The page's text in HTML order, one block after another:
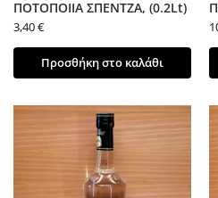
ΠΟΤΟΠΟΙΙΑ ΣΠΕΝΤΖΑ, (0.2Lt)
3,40€
Προσθήκη στο καλάθι